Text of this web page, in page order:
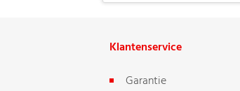
Klantenservice
Garantie